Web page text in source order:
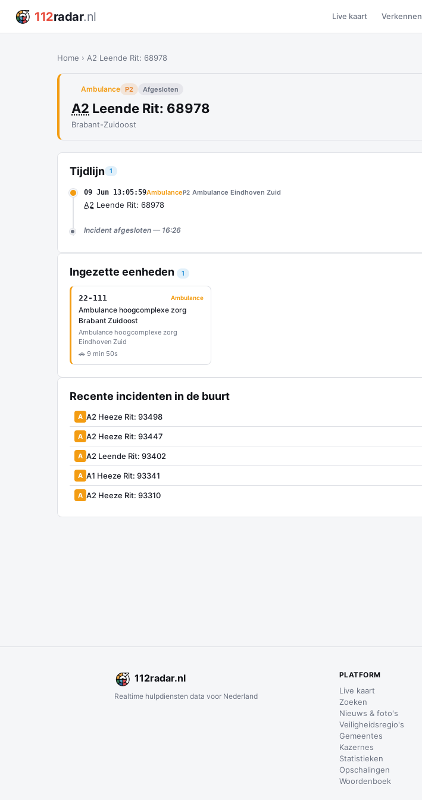
112radar.nl Live kaart Verkennen
Home › A2 Leende Rit: 68978
Ambulance P2 Afgesloten
A2 Leende Rit: 68978
Brabant-Zuidoost
Tijdlijn 1
09 Jun 13:05:59AmbulanceP2 Ambulance Eindhoven Zuid
A2 Leende Rit: 68978
Incident afgesloten — 16:26
Ingezette eenheden 1
22-111 Ambulance
Ambulance hoogcomplexe zorg
Brabant Zuidoost
Ambulance hoogcomplexe zorg
Eindhoven Zuid
🚗 9 min 50s
Recente incidenten in de buurt
A A2 Heeze Rit: 93498
A A2 Heeze Rit: 93447
A A2 Leende Rit: 93402
A A1 Heeze Rit: 93341
A A2 Heeze Rit: 93310
112radar.nl
Realtime hulpdiensten data voor Nederland
PLATFORM
Live kaart
Zoeken
Nieuws & foto's
Veiligheidsregio's
Gemeentes
Kazernes
Statistieken
Opschalingen
Woordenboek